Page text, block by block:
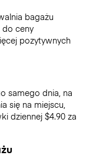
bagażu
do ceny
pozytywnych
samego dnia, na
się na miejscu,
dziennej $4.90 za